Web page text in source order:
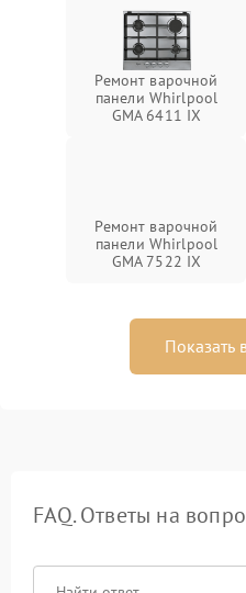
Ремонт варочной
панели Whirlpool
GMA 6411 IX
Ремонт варочной
панели Whirlpool
GMA 7522 IX
Показать
FAQ. Ответы на